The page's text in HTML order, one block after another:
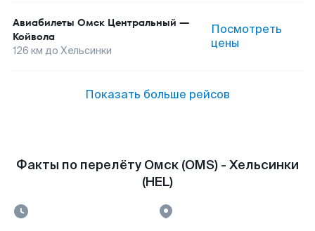
Авиабилеты Омск Центральный —
Койвола
126 км до Хельсинки
Посмотреть
цены
Показать больше рейсов
Факты по перелёту Омск (OMS) - Хельсинки
(HEL)